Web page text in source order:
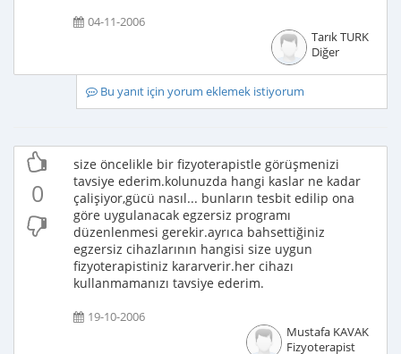
04-11-2006
Tarık TURK
Diğer
Bu yanıt için yorum eklemek istiyorum
0
size öncelikle bir fizyoterapistle görüşmenizi
tavsiye ederim.kolunuzda hangi kaslar ne kadar
çalişiyor,gücü nasıl... bunların tesbit edilip ona
göre uygulanacak egzersiz programı
düzenlenmesi gerekir.ayrıca bahsettiğiniz
egzersiz cihazlarının hangisi size uygun
fizyoterapistiniz kararverir.her cihazı
kullanmamanızı tavsiye ederim.
19-10-2006
Mustafa KAVAK
Fizyoterapist